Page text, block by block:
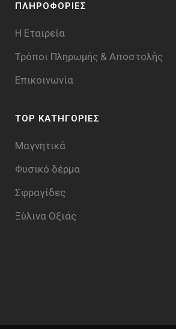
ΠΛΗΡΟΦΟΡΙΕΣ
Η Εταιρεία
Τρόποι Πληρωμής & Aποστολής
Επικοινωνία
TOP ΚΑΤΗΓΟΡΙΕΣ
Μαγνητικά
Φυσικό δέρμα
Σφραγίδες
Ξύλινα Οξιάς